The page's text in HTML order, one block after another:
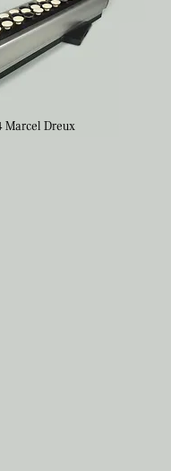
Marcel Dreux
Marcel Dreux